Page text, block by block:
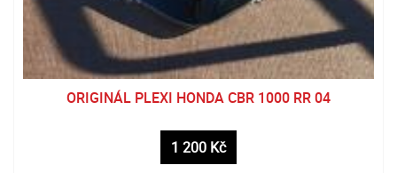
ORIGINÁL PLEXI HONDA CBR 1000 RR 04
1 200 Kč